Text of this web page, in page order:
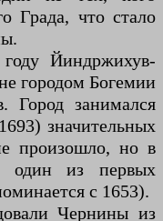
Града, что стало
Йиндржихув-
городом Богемии
занимался
значительных
произошло, но в
один из первых
с 1653).
Чернины из